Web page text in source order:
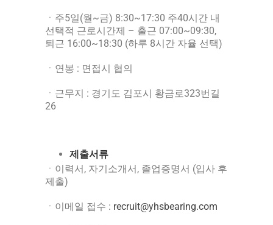
ㆍ주5일(월~금) 8:30~17:30 주40시간 내
선택적 근로시간제 – 출근 07:00~09:30,
퇴근 16:00~18:30 (하루 8시간 자율 선택)
ㆍ연봉 : 면접시 협의
ㆍ근무지 : 경기도 김포시 황금로323번길
26
제출서류
ㆍ이력서, 자기소개서, 졸업증명서 (입사 후
제출)
ㆍ이메일 접수 : recruit@yhsbearing.com